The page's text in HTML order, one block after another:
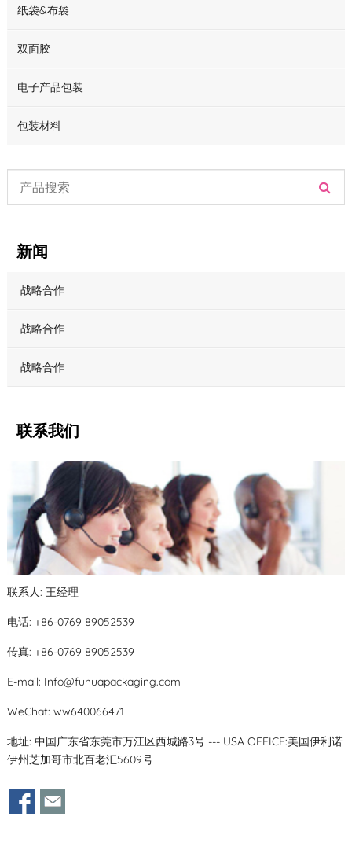
纸袋&布袋
双面胶
电子产品包装
包装材料
新闻
战略合作
战略合作
战略合作
联系我们
联系人: 王经理
电话: +86-0769 89052539
传真: +86-0769 89052539
E-mail: Info@fuhuapackaging.com
WeChat: ww640066471
地址: 中国广东省东莞市万江区西城路3号 --- USA OFFICE:美国伊利诺
伊州芝加哥市北百老汇5609号